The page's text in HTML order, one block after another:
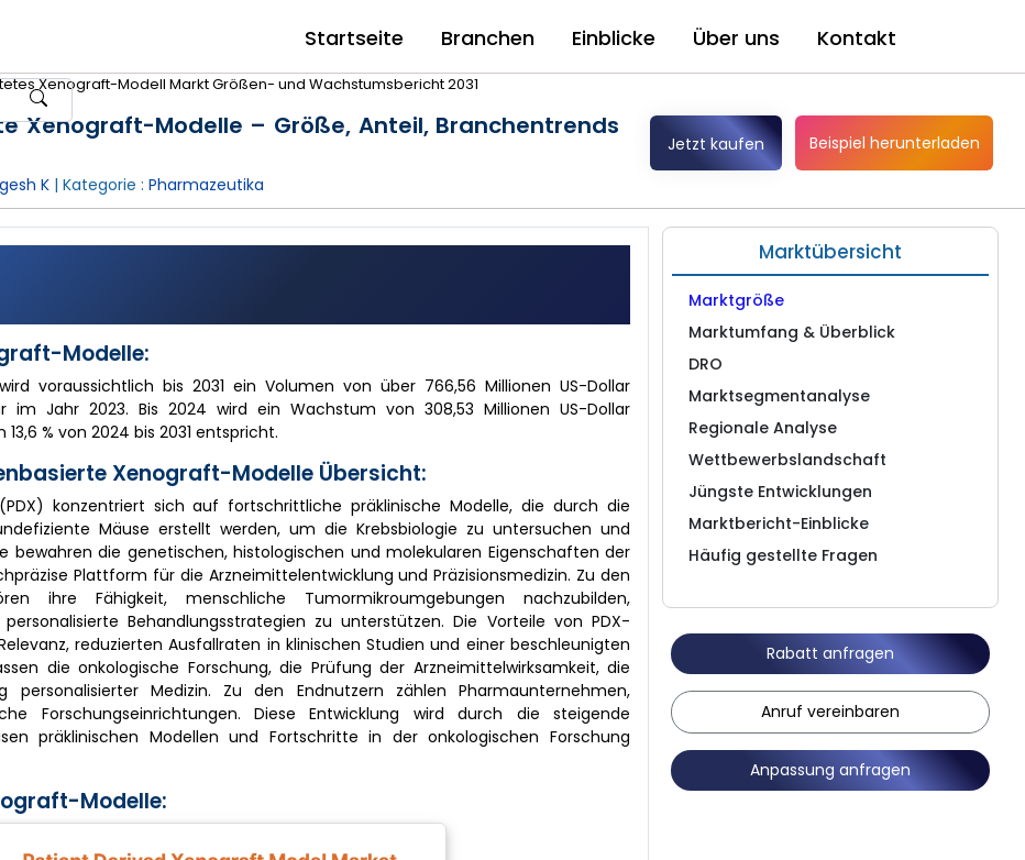
Startseite Branchen Einblicke Über uns Kontakt
Xenograft-Modell Markt Größen- und Wachstumsbericht 2031
Xenograft-Modelle – Größe, Anteil, Branchentrends
K| Kategorie : Pharmazeutika
Jetzt kaufen Beispiel herunterladen
Modelle:
voraussichtlich bis 2031 ein Volumen von über 766,56 Millionen US-Dollar
im Jahr 2023. Bis 2024 wird ein Wachstum von 308,53 Millionen US-Dollar
% von 2024 bis 2031 entspricht.
Xenograft-Modelle Übersicht:
konzentriert sich auf fortschrittliche präklinische Modelle, die durch die
Mäuse erstellt werden, um die Krebsbiologie zu untersuchen und
bewahren die genetischen, histologischen und molekularen Eigenschaften der
Plattform für die Arzneimittelentwicklung und Präzisionsmedizin. Zu den
ihre Fähigkeit, menschliche Tumormikroumgebungen nachzubilden,
Behandlungsstrategien zu unterstützen. Die Vorteile von PDX-
reduzierten Ausfallraten in klinischen Studien und einer beschleunigten
die onkologische Forschung, die Prüfung der Arzneimittelwirksamkeit, die
Medizin. Zu den Endnutzern zählen Pharmaunternehmen,
Forschungseinrichtungen. Diese Entwicklung wird durch die steigende
präklinischen Modellen und Fortschritte in der onkologischen Forschung
Modelle:
Marktübersicht
Marktgröße
Marktumfang & Überblick
DRO
Marktsegmentanalyse
Regionale Analyse
Wettbewerbslandschaft
Jüngste Entwicklungen
Marktbericht-Einblicke
Häufig gestellte Fragen
Rabatt anfragen
Anruf vereinbaren
Anpassung anfragen